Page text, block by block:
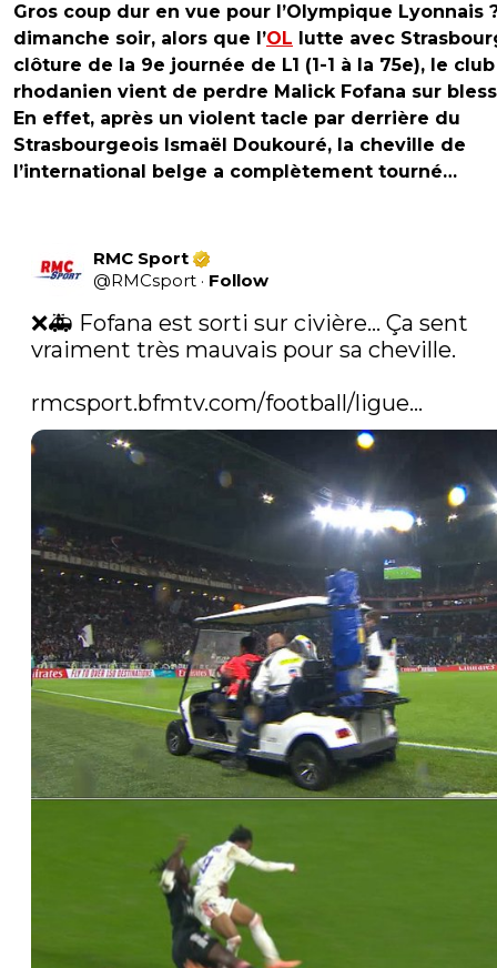
Gros coup dur en vue pour l’Olympique Lyonnais
dimanche soir, alors que l’OL lutte avec
clôture de la 9e journée de L1 (1-1 à la 75e), le club
rhodanien vient de perdre Malick Fofana sur
En effet, après un violent tacle par derrière du
Strasbourgeois Ismaël Doukouré, la cheville de
l’international belge a complètement tourné…
RMC Sport
@RMCsport · Follow
❌🚑 Fofana est sorti sur civière... Ça sent
vraiment très mauvais pour sa cheville.
rmcsport.bfmtv.com/football/ligue…